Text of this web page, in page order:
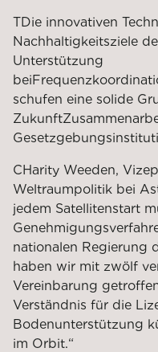
TDie innovativen
Nachhaltigkeitsziele
Unterstützung
bei
schufen eine solide
Zukunft
CHarity Weeden,
Weltraumpolitik bei
jedem Satellitenstart
nationalen Regierung
haben wir mit zwölf
Vereinbarung
Verständnis für die
Bodenunterstützung
im Orbit.“